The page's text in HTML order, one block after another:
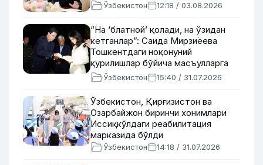
Ўзбекистон 12:18 / 03.08.2026
“На ‘блатной’ қолади, на ўзидан
кетганлар”: Саида Мирзиёева
Тошкентдаги ноқонуний
қурилишлар бўйича масъулларга
қатъий топшириқ берди (видео)
Ўзбекистон 15:40 / 31.07.2026
Ўзбекистон, Қирғизистон ва
Озарбайжон биринчи хонимлари
Иссиқкўлдаги реабилитация
марказида бўлди
Ўзбекистон 14:18 / 31.07.2026